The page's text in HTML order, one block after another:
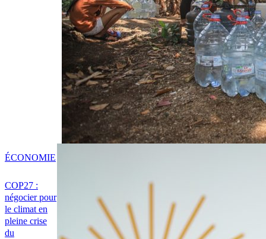
COP27 :
négocier pour
le climat en
pleine crise
du
ÉCONOMIE